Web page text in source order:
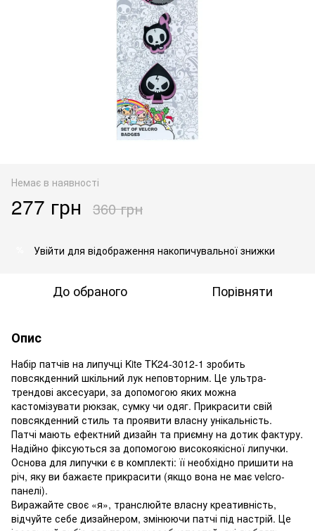
Немає в наявності
277 грн 360 грн
Увійти для відображення накопичувальної знижки
До обраного Порівняти
Опис
Набір патчів на липучці Kite TK24-3012-1 зробить
повсякденний шкільний лук неповторним. Це ультра-
трендові аксесуари, за допомогою яких можна
кастомізувати рюкзак, сумку чи одяг. Прикрасити свій
повсякденний стиль та проявити власну унікальність.
Патчі мають ефектний дизайн та приємну на дотик фактуру.
Надійно фіксуються за допомогою високоякісної липучки.
Основа для липучки є в комплекті: її необхідно пришити на
річ, яку ви бажаєте прикрасити (якщо вона не має velcro-
панелі).
Виражайте своє «я», транслюйте власну креативність,
відчуйте себе дизайнером, змінюючи патчі під настрій. Це